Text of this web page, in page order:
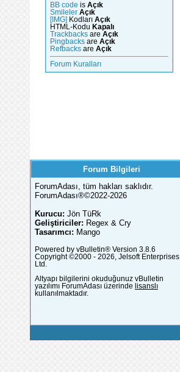
BB code is Açık
Smileler Açık
[IMG] Kodları Açık
HTML-Kodu Kapalı
Trackbacks are Açık
Pingbacks are Açık
Refbacks are Açık
Forum Kuralları
Forum Bilgileri
ForumAdası, tüm hakları saklıdır.
ForumAdası®©2022-2026
Kurucu: Jön TüRk
Geliştiriciler: Regex & Cry
Tasarımcı: Mango
Powered by vBulletin® Version 3.8.6
Copyright ©2000 - 2026, Jelsoft Enterprises
Ltd.
Altyapı bilgilerini okuduğunuz vBulletin
yazılımı ForumAdası üzerinde lisanslı
kullanılmaktadır.